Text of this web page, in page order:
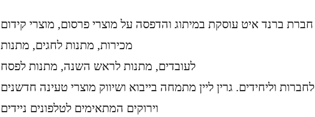
חברת ברנד איט עוסקת במיתוג והדפסה על מוצרי פרסום, מוצרי קידום
מכירות, מתנות לחגים, מתנות
לעובדים, מתנות לראש השנה, מתנות לפסח
לחברות וליחידים. גרין ליין מתמחה בייבוא ושיווק מוצרי טעינה חדשנים
וירוקים המתאימים לטלפונים ניידים